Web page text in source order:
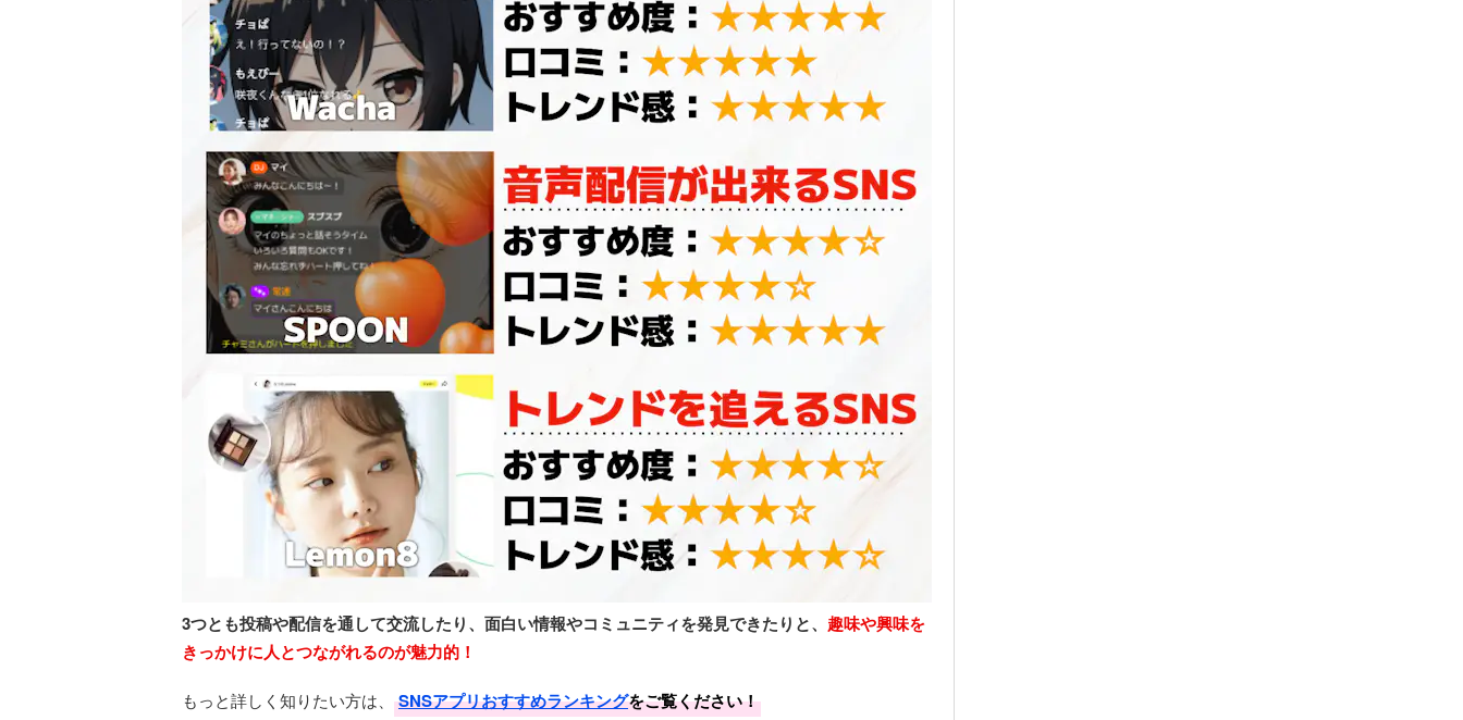
3つとも投稿や配信を通して交流したり、面白い情報やコミュニティを発見できたりと、 趣味や興味を
きっかけに人とつながれるのが魅力的！
もっと詳しく知りたい方は、 SNSアプリおすすめランキングをご覧ください！